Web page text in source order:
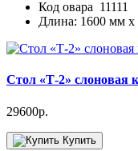
Код овара 11111
Длина: 1600 мм
Стол «Т-2» слоновая
29600р.
Купить